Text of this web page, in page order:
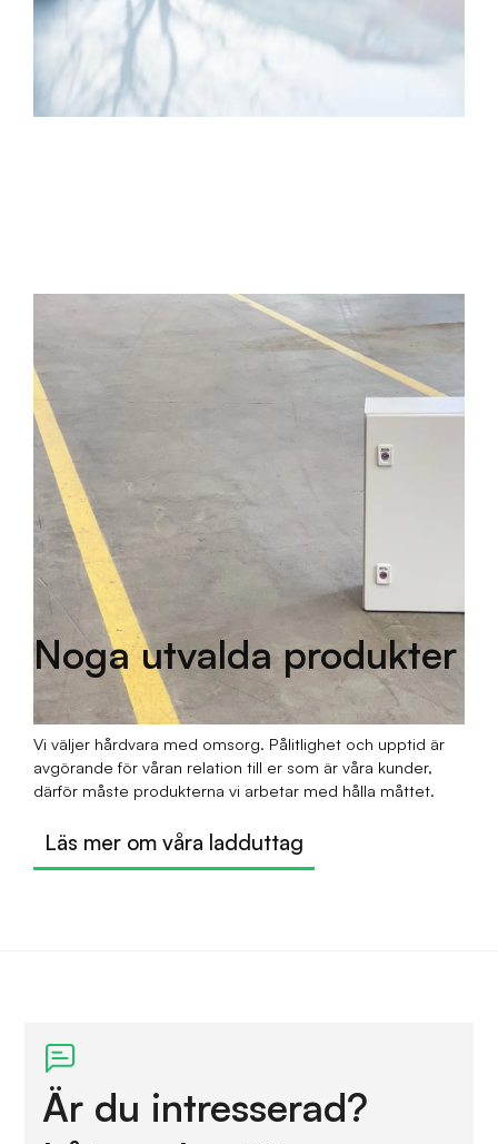
Ta kontroll över dina laddboxar med centraliserad
konnektivitet och styrning.
Ladda ner produktblad
Noga utvalda produkter
Vi väljer hårdvara med omsorg. Pålitlighet och upptid är
avgörande för våran relation till er som är våra kunder,
därför måste produkterna vi arbetar med hålla måttet.
Läs mer om våra ladduttag
Är du intresserad?